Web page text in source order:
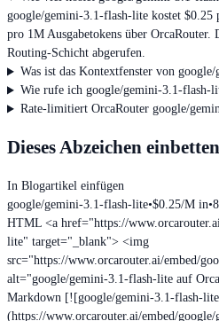
google/gemini-3.1-flash-lite kostet $0.25
pro 1M Ausgabetokens über
Routing-Schicht abgerufen.
Was ist das Kontextfenster von
Wie rufe ich google/gemini-3.1-flash-
Rate-limitiert OrcaRouter google/
Dieses Abzeichen einbetten
In Blogartikel einfügen
google/gemini-3.1-flash-lite•$0.25/M in•
HTML <a href="https://
lite" target="_blank"> <img
src="https://www.orcarouter.ai/embed/
alt="google/gemini-3.1-flash-lite auf
Markdown [![google/gemini-3.1-flash-
(https://www.orcarouter.ai/embed/